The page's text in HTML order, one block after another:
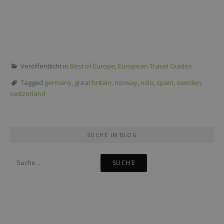
Veröffentlicht in Best of Europe, European Travel Guides
Tagged germany, great britain, norway, oslo, spain, sweden,
switzerland
SUCHE IM BLOG
Suche